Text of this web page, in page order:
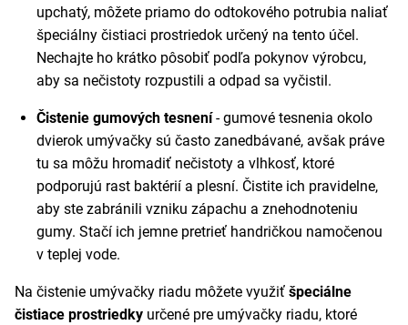
upchatý, môžete priamo do odtokového potrubia naliať
špeciálny čistiaci prostriedok určený na tento účel.
Nechajte ho krátko pôsobiť podľa pokynov výrobcu,
aby sa nečistoty rozpustili a odpad sa vyčistil.
Čistenie gumových tesnení- gumové tesnenia okolo
dvierok umývačky sú často zanedbávané, avšak práve
tu sa môžu hromadiť nečistoty a vlhkosť, ktoré
podporujú rast baktérií a plesní. Čistite ich pravidelne,
aby ste zabránili vzniku zápachu a znehodnoteniu
gumy. Stačí ich jemne pretrieť handričkou namočenou
v teplej vode.
Na čistenie umývačky riadu môžete využiť špeciálne
čistiace prostriedky určené pre umývačky riadu, ktoré